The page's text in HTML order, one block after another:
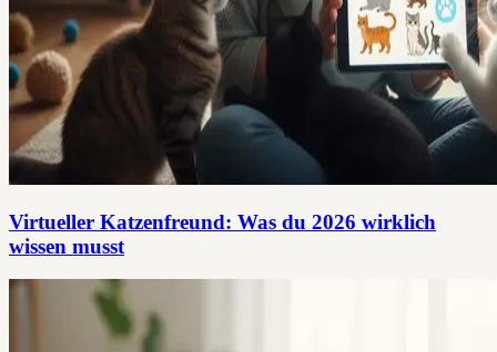
Virtueller Katzenfreund: Was du 2026 wirklich
wissen musst